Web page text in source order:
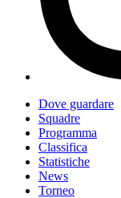
Dove guardare
Squadre
Programma
Classifica
Statistiche
News
Torneo